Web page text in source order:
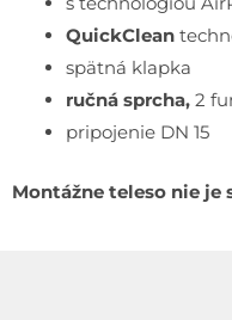
QuickClean
spätná klapka
ručná sprcha, 2
pripojenie DN 15
Montážne teleso nie je